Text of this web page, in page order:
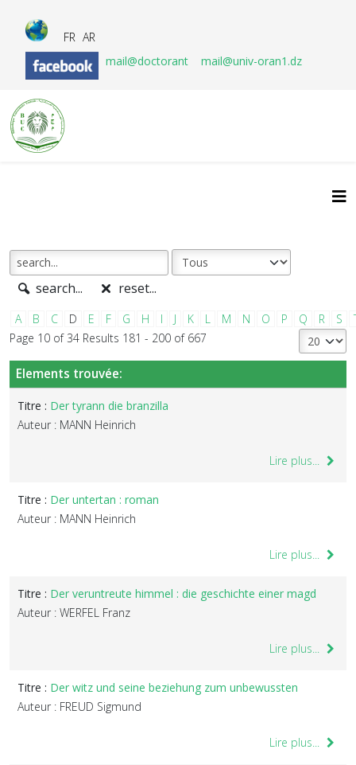
FR AR
mail@doctorant
mail@univ-oran1.dz
search... reset...
A B C D E F G H I J K L M N O P Q R S
Page 10 of 34 Results 181 - 200 of 667
Elements trouvée:
Titre : Der tyrann die branzilla
Auteur : MANN Heinrich
Lire plus...
Titre : Der untertan : roman
Auteur : MANN Heinrich
Lire plus...
Titre : Der veruntreute himmel : die geschichte einer magd
Auteur : WERFEL Franz
Lire plus...
Titre : Der witz und seine beziehung zum unbewussten
Auteur : FREUD Sigmund
Lire plus...